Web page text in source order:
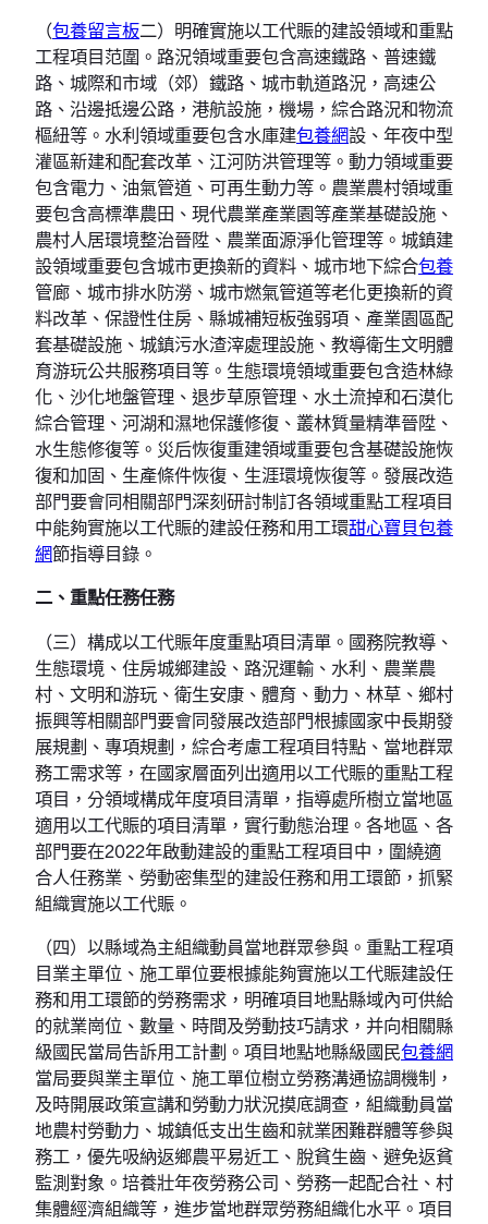
（包養留言板二）明確實施以工代賑的建設領域和重點
工程項目范圍。路況領域重要包含高速鐵路、普速鐵
路、城際和市域（郊）鐵路、城市軌道路況，高速公
路、沿邊抵邊公路，港航設施，機場，綜合路況和物流
樞紐等。水利領域重要包含水庫建包養網設、年夜中型
灌區新建和配套改革、江河防洪管理等。動力領域重要
包含電力、油氣管道、可再生動力等。農業農村領域重
要包含高標準農田、現代農業產業園等產業基礎設施、
農村人居環境整治晉陞、農業面源淨化管理等。城鎮建
設領域重要包含城市更換新的資料、城市地下綜合包養
管廊、城市排水防澇、城市燃氣管道等老化更換新的資
料改革、保證性住房、縣城補短板強弱項、產業園區配
套基礎設施、城鎮污水渣滓處理設施、教導衛生文明體
育游玩公共服務項目等。生態環境領域重要包含造林綠
化、沙化地盤管理、退步草原管理、水土流掉和石漠化
綜合管理、河湖和濕地保護修復、叢林質量精準晉陞、
水生態修復等。災后恢復重建領域重要包含基礎設施恢
復和加固、生產條件恢復、生涯環境恢復等。發展改造
部門要會同相關部門深刻研討制訂各領域重點工程項目
中能夠實施以工代賑的建設任務和用工環甜心寶貝包養
網節指導目錄。
二、重點任務任務
（三）構成以工代賑年度重點項目清單。國務院教導、
生態環境、住房城鄉建設、路況運輸、水利、農業農
村、文明和游玩、衛生安康、體育、動力、林草、鄉村
振興等相關部門要會同發展改造部門根據國家中長期發
展規劃、專項規劃，綜合考慮工程項目特點、當地群眾
務工需求等，在國家層面列出適用以工代賑的重點工程
項目，分領域構成年度項目清單，指導處所樹立當地區
適用以工代賑的項目清單，實行動態治理。各地區、各
部門要在2022年啟動建設的重點工程項目中，圍繞適
合人任務業、勞動密集型的建設任務和用工環節，抓緊
組織實施以工代賑。
（四）以縣域為主組織動員當地群眾參與。重點工程項
目業主單位、施工單位要根據能夠實施以工代賑建設任
務和用工環節的勞務需求，明確項目地點縣域內可供給
的就業崗位、數量、時間及勞動技巧請求，并向相關縣
級國民當局告訴用工計劃。項目地點地縣級國民包養網
當局要與業主單位、施工單位樹立勞務溝通協調機制，
及時開展政策宣講和勞動力狀況摸底調查，組織動員當
地農村勞動力、城鎮低支出生齒和就業困難群體等參與
務工，優先吸納返鄉農平易近工、脫貧生齒、避免返貧
監測對象。培養壯年夜勞務公司、勞務一起配合社、村
集體經濟組織等，進步當地群眾勞務組織化水平。項目